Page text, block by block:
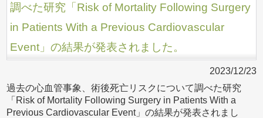
調べた研究「Risk of Mortality Following Surgery
in Patients With a Previous Cardiovascular
Event」の結果が発表されました。
2023/12/23
過去の心血管事象、術後死亡リスクについて調べた研究
「Risk of Mortality Following Surgery in Patients With a
Previous Cardiovascular Event」の結果が発表されまし